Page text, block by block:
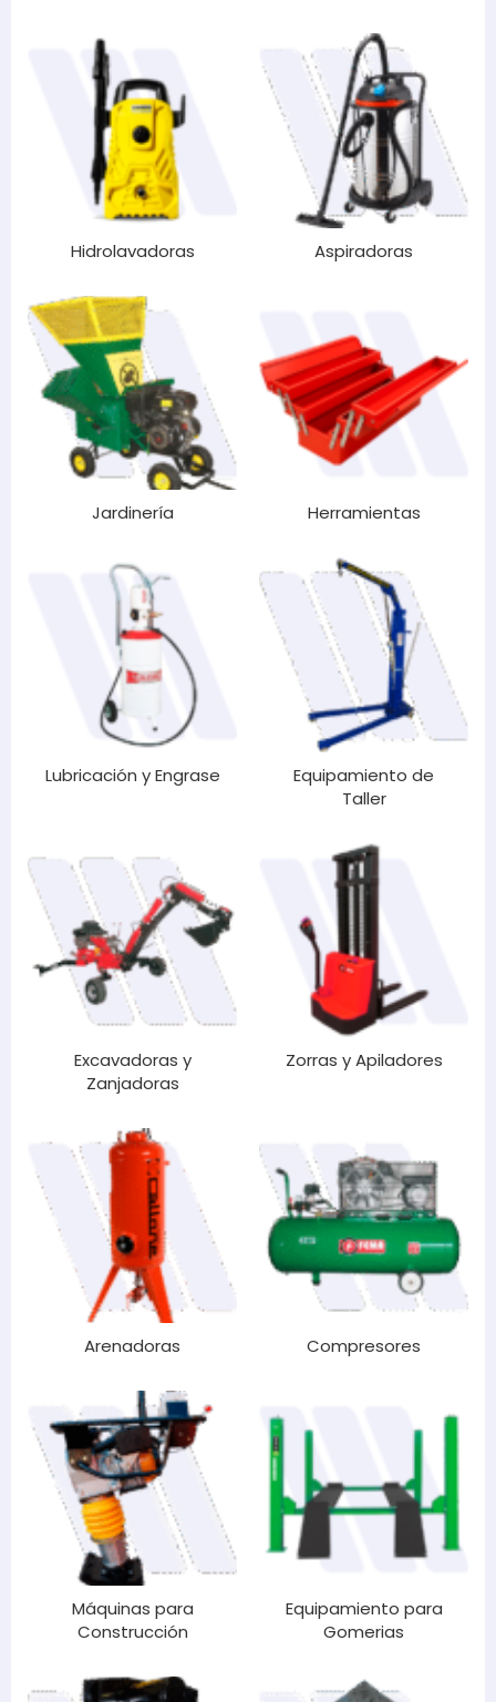
Hidrolavadoras Aspiradoras
Jardinería Herramientas
Lubricación y Engrase
Equipamiento de
Taller
Excavadoras y
Zanjadoras
Zorras y Apiladores
Arenadoras Compresores
Máquinas para
Construcción
Equipamiento para
Gomerias